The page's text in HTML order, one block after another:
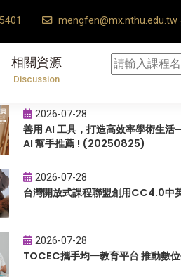
mengfen@mx.nthu.edu.tw
相關資源
Discussion
2026-07-28
善用 AI 工具，打造高效率學術生
AI 幫手推薦 ! (20250825)
2026-07-28
台灣開放式課程聯盟創用CC4.0中
2026-07-28
TOCEC攜手均一教育平台 推動數